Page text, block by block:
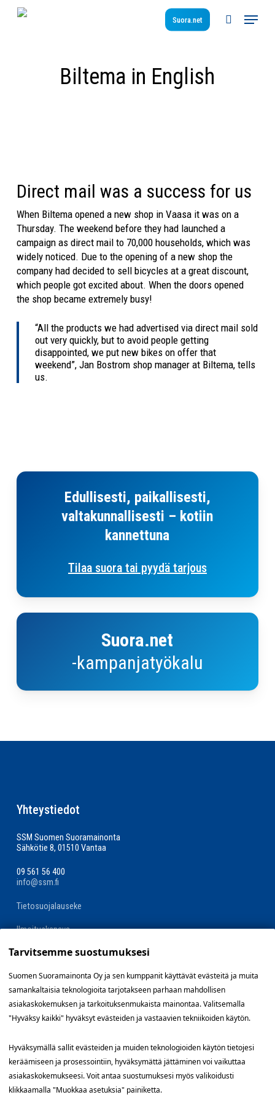
Suora.net
search
Menu
Biltema in English
Direct mail was a success for us
When Biltema opened a new shop in Vaasa it was on a
Thursday. The weekend before they had launched a
campaign as direct mail to 70,000 households, which was
widely noticed. Due to the opening of a new shop the
company had decided to sell bicycles at a great discount,
which people got excited about. When the doors opened
the shop became extremely busy!
“All the products we had advertised via direct mail sold
out very quickly, but to avoid people getting
disappointed, we put new bikes on offer that
weekend”, Jan Bostrom shop manager at Biltema, tells
us.
Edullisesti, paikallisesti,
valtakunnallisesti – kotiin
kannettuna
Tilaa suora tai pyydä tarjous
kampanjasuunnittelutyökalu
Suora.net
-kampanjatyökalu
Yhteystiedot
SSM Suomen Suoramainonta
Sähkötie 8, 01510 Vantaa
09 561 56 400
info@ssm.fi
Tietosuojalauseke
Ilmoituskanava
Evästevalinnat »
Oikopolut
Hae töitä
Blogi
Tarvitsemme suostumuksesi
Suomen Suoramainonta Oy ja sen kumppanit käyttävät evästeitä ja muita
samankaltaisia teknologioita tarjotakseen parhaan mahdollisen
asiakaskokemuksen ja tarkoituksenmukaista mainontaa. Valitsemalla
"Hyväksy kaikki" hyväksyt evästeiden ja vastaavien tekniikoiden käytön.
Hyväksymällä sallit evästeiden ja muiden teknologioiden käytön tietojesi
keräämiseen ja prosessointiin, hyväksymättä jättäminen voi vaikuttaa
asiakaskokemukseesi. Voit antaa suostumuksesi myös valikoidusti
klikkaamalla "Muokkaa asetuksia" painiketta.